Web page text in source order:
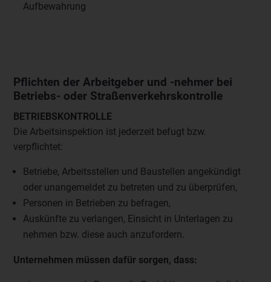
Aufbewahrung
Pflichten der Arbeitgeber und -nehmer bei
Betriebs- oder Straßenverkehrskontrolle
BETRIEBSKONTROLLE
Die Arbeitsinspektion ist jederzeit befugt bzw.
verpflichtet:
Betriebe, Arbeitsstellen und Baustellen angekündigt
oder unangemeldet zu betreten und zu überprüfen,
Personen in Betrieben zu befragen,
Auskünfte zu verlangen, Einsicht in Unterlagen zu
nehmen bzw. diese auch anzufordern.
Unternehmen müssen dafür sorgen, dass: